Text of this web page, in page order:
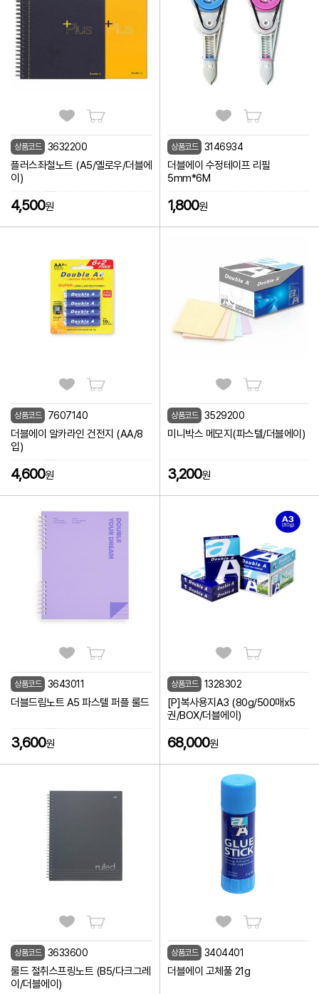
상품코드 3632200
플러스좌철노트 (A5/옐로우/더블에
이)
4,500원
상품코드 3146934
더블에이 수정테이프 리필
5mm*6M
1,800원
상품코드 7607140
더블에이 알카라인 건전지 (AA/8
입)
4,600원
상품코드 3529200
미니박스 메모지(파스텔/더블에이)
3,200원
상품코드 3643011
더블드림노트 A5 파스텔 퍼플 룰드
3,600원
상품코드 1328302
[P]복사용지A3 (80g/500매x5
권/BOX/더블에이)
68,000원
상품코드 3633600
룰드 절취스프링노트 (B5/다크그레
이/더블에이)
상품코드 3404401
더블에이 고체풀 21g